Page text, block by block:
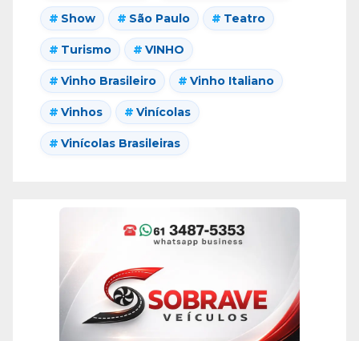
Show São Paulo Teatro
Turismo VINHO
Vinho Brasileiro Vinho Italiano
Vinhos Vinícolas
Vinícolas Brasileiras